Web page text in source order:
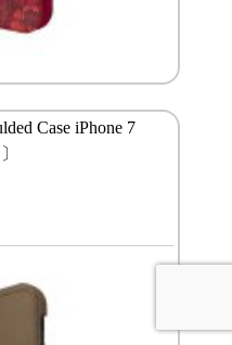
Case iPhone 7